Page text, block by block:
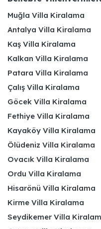
Muğla Villa Kiralama
Antalya Villa Kiralama
Kaş Villa Kiralama
Kalkan Villa Kiralama
Patara Villa Kiralama
Çalış Villa Kiralama
Göcek Villa Kiralama
Fethiye Villa Kiralama
Kayaköy Villa Kiralama
Ölüdeniz Villa Kiralama
Ovacık Villa Kiralama
Ordu Villa Kiralama
Hisarönü Villa Kiralama
Kirme Villa Kiralama
Seydikemer Villa